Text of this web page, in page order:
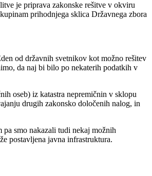
je priprava zakonske rešitve v okviru
prihodnjega sklica Državnega zbora
od državnih svetnikov kot možno rešitev
da naj bi bilo po nekaterih podatkih v
oseb) iz katastra nepremičnin v sklopu
drugih zakonsko določenih nalog, in
pa smo nakazali tudi nekaj možnih
postavljena javna infrastruktura.